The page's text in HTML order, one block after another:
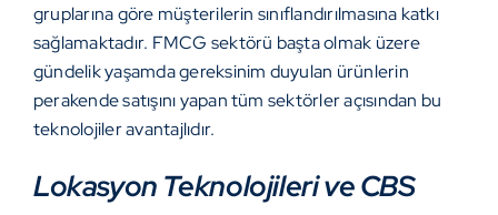
gruplarına göre müşterilerin sınıflandırılmasına katkı
sağlamaktadır. FMCG sektörü başta olmak üzere
gündelik yaşamda gereksinim duyulan ürünlerin
perakende satışını yapan tüm sektörler açısından bu
teknolojiler avantajlıdır.
Lokasyon Teknolojileri ve CBS